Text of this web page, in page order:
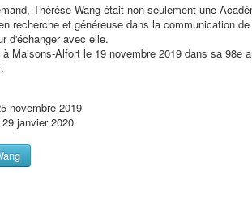
Thérèse Wang était non seulement une
recherche et généreuse dans la communication
d'échanger avec elle.
Maisons-Alfort le 19 novembre 2019 dans sa 98e
novembre 2019
janvier 2020